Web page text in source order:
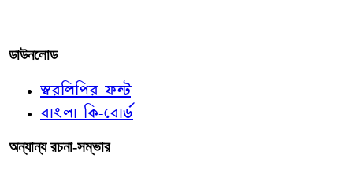
ডাউনলোড
স্বরলিপির ফন্ট
বাংলা কি-বোর্ড
অন্যান্য রচনা-সম্ভার